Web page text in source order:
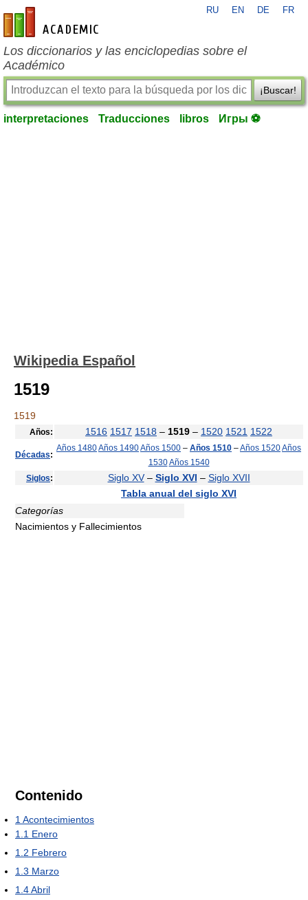
es-academic.com
RU EN DE FR
Los diccionarios y las enciclopedias sobre el
Académico
¡Buscar!
interpretaciones Traducciones libros Игры ⚽
Wikipedia Español
1519
1519
Años: 1516 1517 1518 – 1519 – 1520 1521 1522
Décadas:
Años 1480Años 1490Años 1500 – Años 1510 –Años 1520Años
1530Años 1540
Siglos: Siglo XV– Siglo XVI – Siglo XVII
Tabla anual del siglo XVI
Categorías
Nacimientos y Fallecimientos
Contenido
1 Acontecimientos
1.1 Enero
1.2 Febrero
1.3 Marzo
1.4Abril